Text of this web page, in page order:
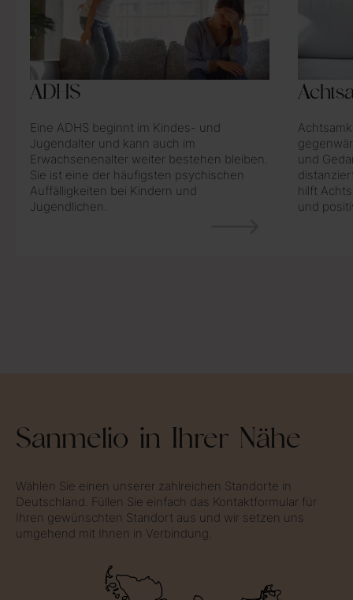
ADHS
Eine ADHS beginnt im Kindes- und
Jugendalter und kann auch im
Erwachsenenalter weiter bestehen bleiben.
Sie ist eine der häufigsten psychischen
Auffälligkeiten bei Kindern und
Jugendlichen.
und
hilft
und
Sanmelio in Ihrer Nähe
Wählen Sie einen unserer zahlreichen Standorte in
Deutschland. Füllen Sie einfach das Kontaktformular für
Ihren gewünschten Standort aus und wir setzen uns
umgehend mit Ihnen in Verbindung.